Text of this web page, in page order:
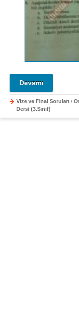
Devamı
Vize ve Final Soruları /
Dersi (3.Sınıf)